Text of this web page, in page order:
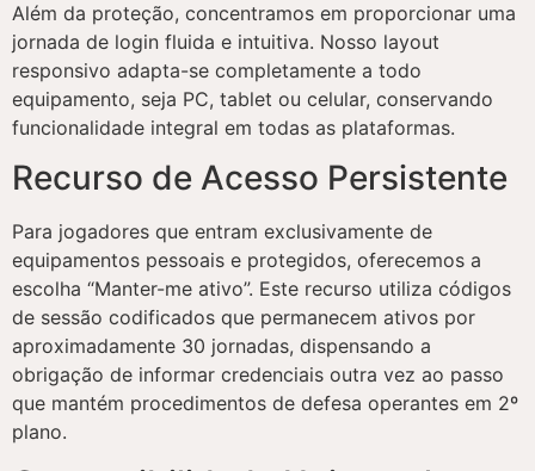
Além da proteção, concentramos em proporcionar uma
jornada de login fluida e intuitiva. Nosso layout
responsivo adapta-se completamente a todo
equipamento, seja PC, tablet ou celular, conservando
funcionalidade integral em todas as plataformas.
Recurso de Acesso Persistente
Para jogadores que entram exclusivamente de
equipamentos pessoais e protegidos, oferecemos a
escolha “Manter-me ativo”. Este recurso utiliza códigos
de sessão codificados que permanecem ativos por
aproximadamente 30 jornadas, dispensando a
obrigação de informar credenciais outra vez ao passo
que mantém procedimentos de defesa operantes em 2º
plano.